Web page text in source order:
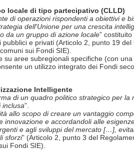
locale di tipo partecipativo (CLLD)
di operazioni rispondenti a obiettivi e
dell'Unione per una crescita
da un gruppo di azione locale”
pubblici e privati (Articolo 2, punto 19
sui Fondi SIE).
su aree subregionali specifiche (con
un utilizzo integrato dei Fondi
Intelligente
di un quadro politico strategico per la
inclusa”.
allo scopo di creare un vantaggio
innovazione e accordandoli alle
e agli sviluppi del mercato […],
sforzi” (Articolo 2, punto 3 del
Fondi SIE).